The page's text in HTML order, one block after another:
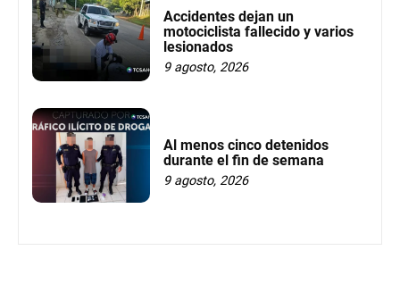
Accidentes dejan un
motociclista fallecido y varios
lesionados
9 agosto, 2026
Al menos cinco detenidos
durante el fin de semana
9 agosto, 2026